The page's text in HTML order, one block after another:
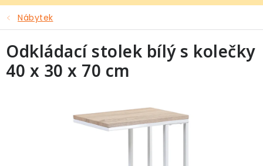
Venkovní prostory
Sezóna & Volný čas
Nábytek
Odkládací stolek bílý s kolečky
40 x 30 x 70 cm